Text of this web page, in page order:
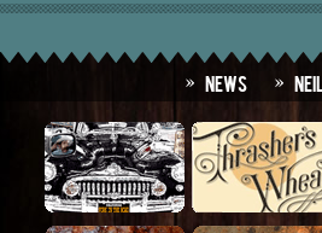
News